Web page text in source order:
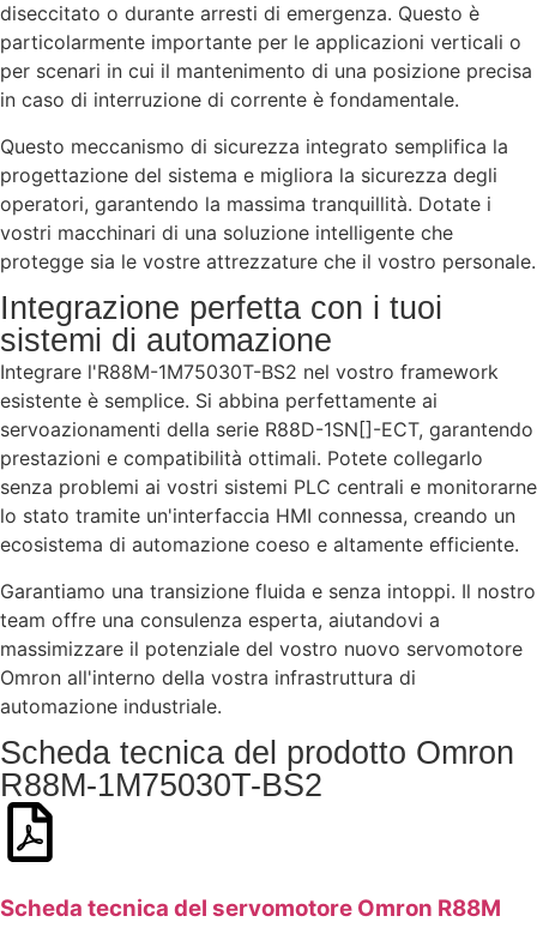
diseccitato o durante arresti di emergenza. Questo è
particolarmente importante per le applicazioni verticali o
per scenari in cui il mantenimento di una posizione precisa
in caso di interruzione di corrente è fondamentale.
Questo meccanismo di sicurezza integrato semplifica la
progettazione del sistema e migliora la sicurezza degli
operatori, garantendo la massima tranquillità. Dotate i
vostri macchinari di una soluzione intelligente che
protegge sia le vostre attrezzature che il vostro personale.
Integrazione perfetta con i tuoi
sistemi di automazione
Integrare l'R88M-1M75030T-BS2 nel vostro framework
esistente è semplice. Si abbina perfettamente ai
servoazionamenti della serie R88D-1SN[]-ECT, garantendo
prestazioni e compatibilità ottimali. Potete collegarlo
senza problemi ai vostri sistemi PLC centrali e monitorarne
lo stato tramite un'interfaccia HMI connessa, creando un
ecosistema di automazione coeso e altamente efficiente.
Garantiamo una transizione fluida e senza intoppi. Il nostro
team offre una consulenza esperta, aiutandovi a
massimizzare il potenziale del vostro nuovo servomotore
Omron all'interno della vostra infrastruttura di
automazione industriale.
Scheda tecnica del prodotto Omron
R88M-1M75030T-BS2
Scheda tecnica del servomotore Omron R88M